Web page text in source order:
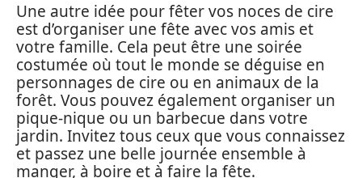
Une autre idée pour fêter vos noces de cire
est d’organiser une fête avec vos amis et
votre famille. Cela peut être une soirée
costumée où tout le monde se déguise en
personnages de cire ou en animaux de la
forêt. Vous pouvez également organiser un
pique-nique ou un barbecue dans votre
jardin. Invitez tous ceux que vous connaissez
et passez une belle journée ensemble à
manger, à boire et à faire la fête.